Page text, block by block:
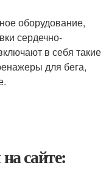
оборудование,
сердечно-
в себя такие
для бега,
сайте: